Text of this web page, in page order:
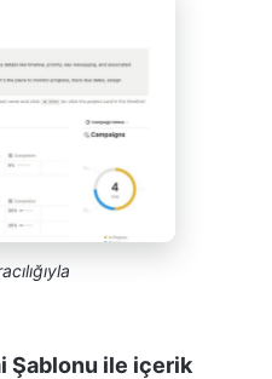
Şablonu ile içerik